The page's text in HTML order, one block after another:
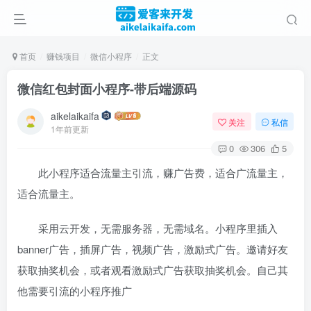
首页 赚钱项目 微信小程序 正文
微信红包封面小程序-带后端源码
aikelaikaifa
1年前更新
关注 私信
0 306 5
此小程序适合流量主引流，赚广告费，适合广流量主，
适合流量主。
采用云开发，无需服务器，无需域名。小程序里插入
banner广告，插屏广告，视频广告，激励式广告。邀请好友
获取抽奖机会，或者观看激励式广告获取抽奖机会。自己其
他需要引流的小程序推广